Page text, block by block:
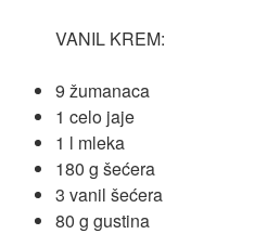
VANIL KREM:
9 žumanaca
1 celo jaje
1 l mleka
180 g šećera
3 vanil šećera
80 g gustina